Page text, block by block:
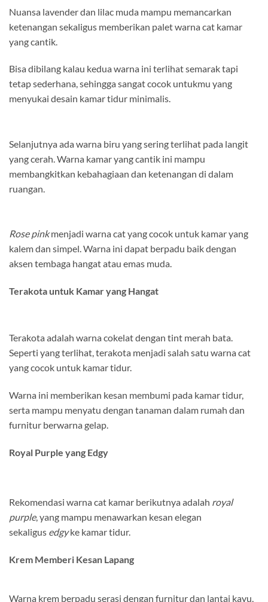
Nuansa lavender dan lilac muda mampu memancarkan
ketenangan sekaligus memberikan palet warna cat kamar
yang cantik.
Bisa dibilang kalau kedua warna ini terlihat semarak tapi
tetap sederhana, sehingga sangat cocok untukmu yang
menyukai desain kamar tidur minimalis.
Selanjutnya ada warna biru yang sering terlihat pada langit
yang cerah. Warna kamar yang cantik ini mampu
membangkitkan kebahagiaan dan ketenangan di dalam
ruangan.
Rose pinkmenjadi warna cat yang cocok untuk kamar yang
kalem dan simpel. Warna ini dapat berpadu baik dengan
aksen tembaga hangat atau emas muda.
Terakota untuk Kamar yang Hangat
Terakota adalah warna cokelat dengan tint merah bata.
Seperti yang terlihat, terakota menjadi salah satu warna cat
yang cocok untuk kamar tidur.
Warna ini memberikan kesan membumi pada kamar tidur,
serta mampu menyatu dengan tanaman dalam rumah dan
furnitur berwarna gelap.
Royal Purple yang Edgy
Rekomendasi warna cat kamar berikutnya adalah royal
purple, yang mampu menawarkan kesan elegan
sekaligus edgyke kamar tidur.
Krem Memberi Kesan Lapang
Warna krem ​​berpadu serasi dengan furnitur dan lantai kayu,